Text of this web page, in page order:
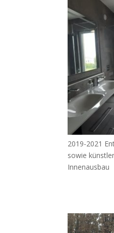
2019-2021
sowie
Innenausbau